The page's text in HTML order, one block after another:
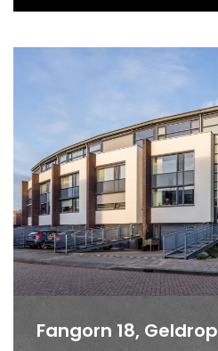
Fangorn 18, Geldrop